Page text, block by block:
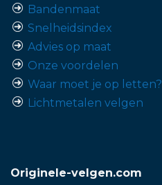
Bandenmaat
Snelheidsindex
Advies op maat
Onze voordelen
Waar moet je op letten?
Lichtmetalen velgen
Originele-velgen.com